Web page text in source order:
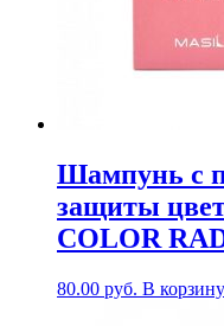
Шампунь с
защиты
COLOR
80.00 руб. В корзину